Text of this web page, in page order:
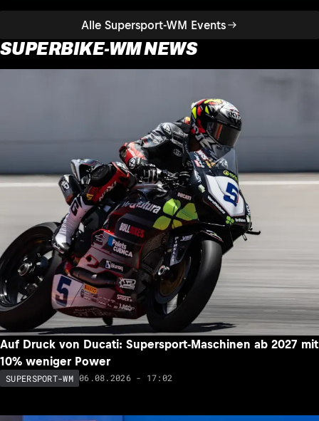
Alle Supersport-WM Events
SUPERBIKE-WM NEWS
Auf Druck von Ducati: Supersport-Maschinen ab 2027 mit
10% weniger Power
SUPERSPORT-WM 06.08.2026 - 17:02